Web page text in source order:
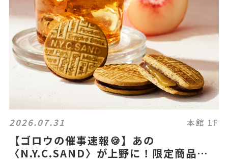
2026.07.31 本館 1F
【ゴロウの催事速報🍪】あの
〈N.Y.C.SAND〉が上野に！限定商品も